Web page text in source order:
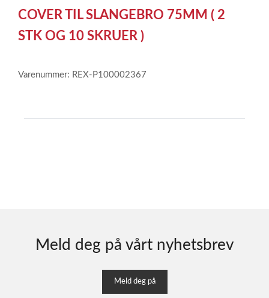
of
3
COVER TIL SLANGEBRO 75MM ( 2
STK OG 10 SKRUER )
Varenummer: REX-P100002367
Meld deg på vårt nyhetsbrev
Meld deg på